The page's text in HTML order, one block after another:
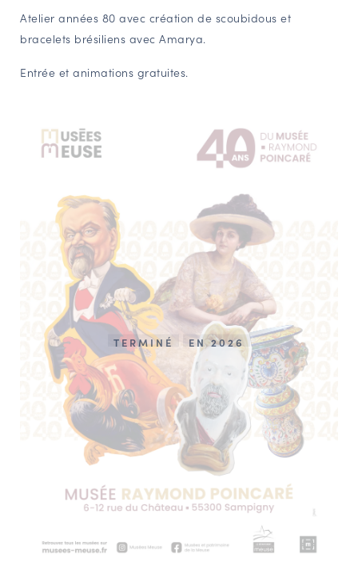
Étudiants & chercheurs
Atelier années 80 avec création de scoubidous et
bracelets brésiliens avec Amarya.
Entrée et animations gratuites.
TERMINÉ EN 2026